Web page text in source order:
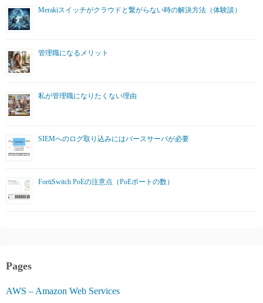
Merakiスイッチがクラウドと繋がらない時の解決方法（体験談）
管理職になるメリット
私が管理職になりたくない理由
SIEMへのログ取り込みにはパースサーバが必要
FortiSwitch PoEの注意点（PoEポートの数）
Pages
AWS – Amazon Web Services